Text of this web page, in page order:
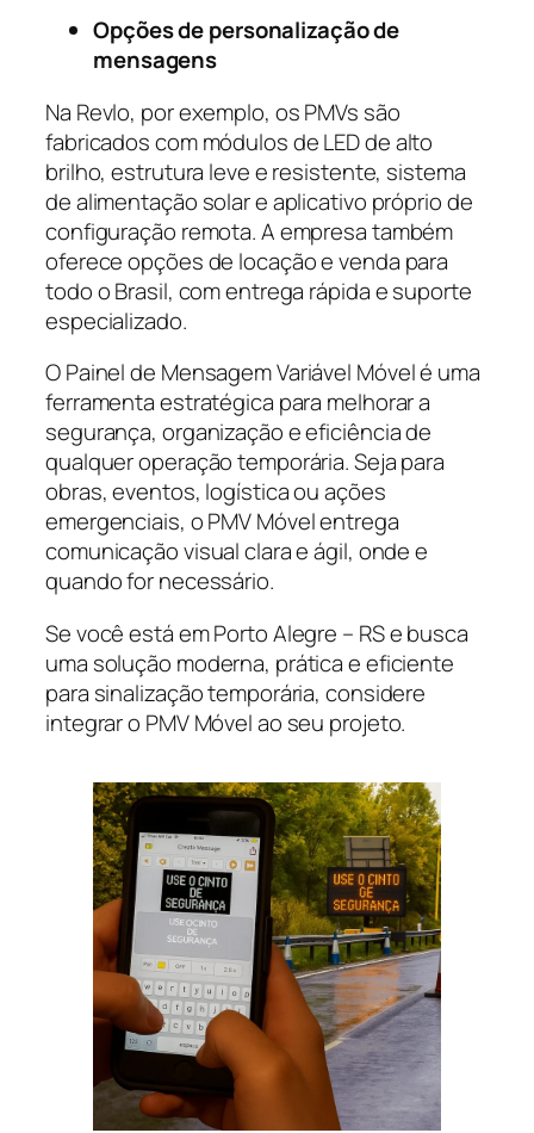
Opções de personalização de
mensagens
Na Revlo, por exemplo, os PMVs são
fabricados com módulos de LED de alto
brilho, estrutura leve e resistente, sistema
de alimentação solar e aplicativo próprio de
configuração remota. A empresa também
oferece opções de locação e venda para
todo o Brasil, com entrega rápida e suporte
especializado.
O Painel de Mensagem Variável Móvel é uma
ferramenta estratégica para melhorar a
segurança, organização e eficiência de
qualquer operação temporária. Seja para
obras, eventos, logística ou ações
emergenciais, o PMV Móvel entrega
comunicação visual clara e ágil, onde e
quando for necessário.
Se você está em Porto Alegre – RS e busca
uma solução moderna, prática e eficiente
para sinalização temporária, considere
integrar o PMV Móvel ao seu projeto.